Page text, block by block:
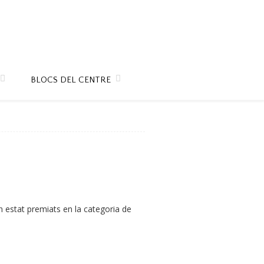
BLOCS DEL CENTRE
estat premiats en la categoria de